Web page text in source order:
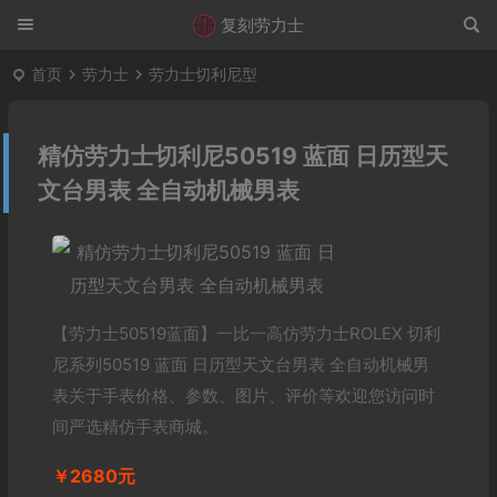
复刻劳力士
首页 劳力士 劳力士切利尼型
精仿劳力士切利尼50519 蓝面 日历型天
文台男表 全自动机械男表
【劳力士50519蓝面】一比一高仿劳力士ROLEX 切利
尼系列50519 蓝面 日历型天文台男表 全自动机械男
表关于手表价格、参数、图片、评价等欢迎您访问时
间严选精仿手表商城。
￥2680元